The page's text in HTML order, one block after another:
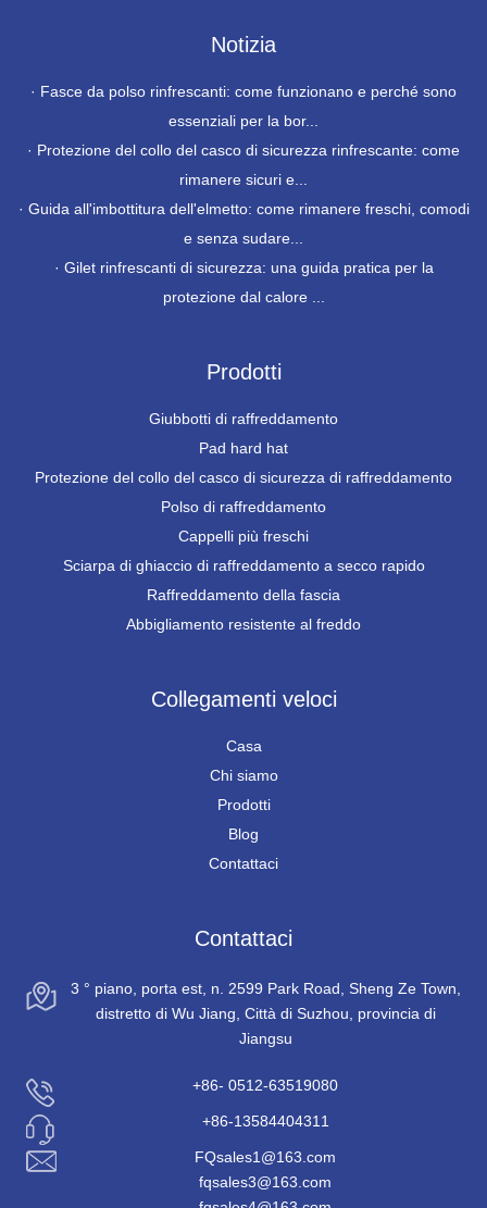
Notizia
· Fasce da polso rinfrescanti: come funzionano e perché sono
essenziali per la bor...
· Protezione del collo del casco di sicurezza rinfrescante: come
rimanere sicuri e...
· Guida all'imbottitura dell'elmetto: come rimanere freschi, comodi
e senza sudare...
· Gilet rinfrescanti di sicurezza: una guida pratica per la
protezione dal calore ...
Prodotti
Giubbotti di raffreddamento
Pad hard hat
Protezione del collo del casco di sicurezza di raffreddamento
Polso di raffreddamento
Cappelli più freschi
Sciarpa di ghiaccio di raffreddamento a secco rapido
Raffreddamento della fascia
Abbigliamento resistente al freddo
Collegamenti veloci
Casa
Chi siamo
Prodotti
Blog
Contattaci
Contattaci
3 ° piano, porta est, n. 2599 Park Road, Sheng Ze Town,
distretto di Wu Jiang, Città di Suzhou, provincia di
Jiangsu
+86- 0512-63519080
+86-13584404311
FQsales1@163.com
fqsales3@163.com